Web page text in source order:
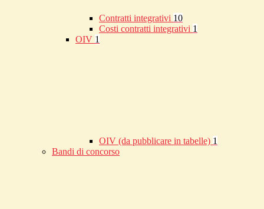
Contratti integrativi 10
Costi contratti integrativi 1
OIV 1
OIV (da pubblicare in tabelle) 1
Bandi di concorso